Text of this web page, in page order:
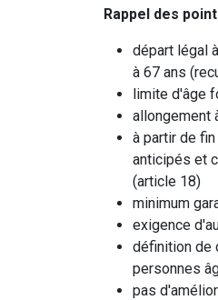
Rappel des
départ légal
à 67 ans
limite d'âge
allongement
à partir de
anticipés et
(article 18)
minimum
exigence
définition de
personnes
pas